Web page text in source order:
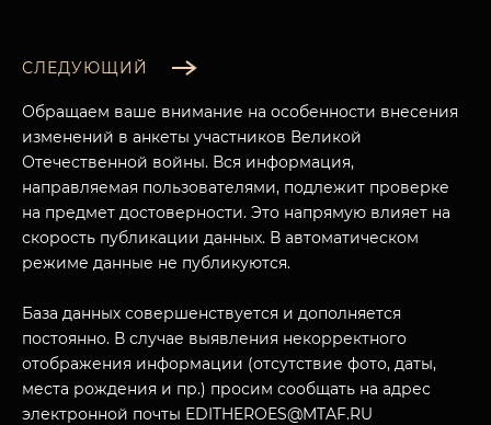
МУЗЕЙНЫЙ КОМПЛЕКС
СЛЕДУЮЩИЙ
Обращаем ваше внимание на особенности внесения
изменений в анкеты участников Великой
Отечественной войны. Вся информация,
направляемая пользователями, подлежит проверке
на предмет достоверности. Это напрямую влияет на
скорость публикации данных. В автоматическом
режиме данные не публикуются.
База данных совершенствуется и дополняется
постоянно. В случае выявления некорректного
отображения информации (отсутствие фото, даты,
места рождения и пр.) просим сообщать на адрес
электронной почты EDITHEROES@MTAF.RU